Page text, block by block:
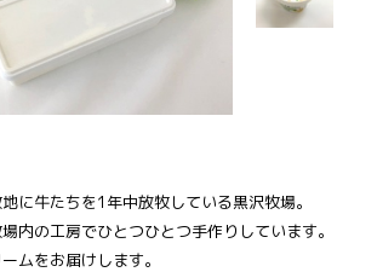
に牛たちを1年中放牧している黒沢牧場。
内の工房でひとつひとつ手作りしています。
ムをお届けします。